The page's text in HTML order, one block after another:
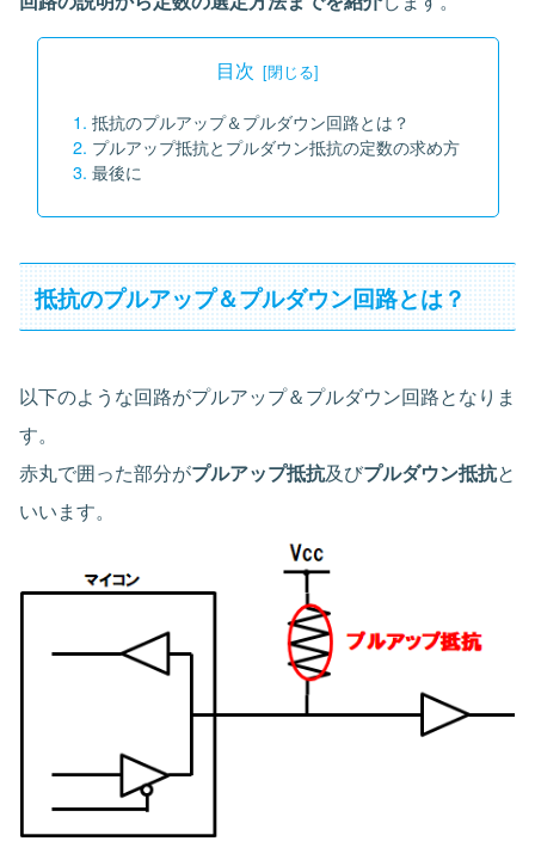
目次
抵抗のプルアップ＆プルダウン回路とは？
プルアップ抵抗とプルダウン抵抗の定数の求め方
最後に
抵抗のプルアップ＆プルダウン回路とは？
以下のような回路がプルアップ＆プルダウン回路となりま
す。
赤丸で囲った部分がプルアップ抵抗及びプルダウン抵抗と
いいます。